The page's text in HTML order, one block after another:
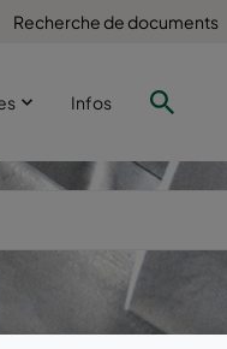
Recherche de documents
Infos